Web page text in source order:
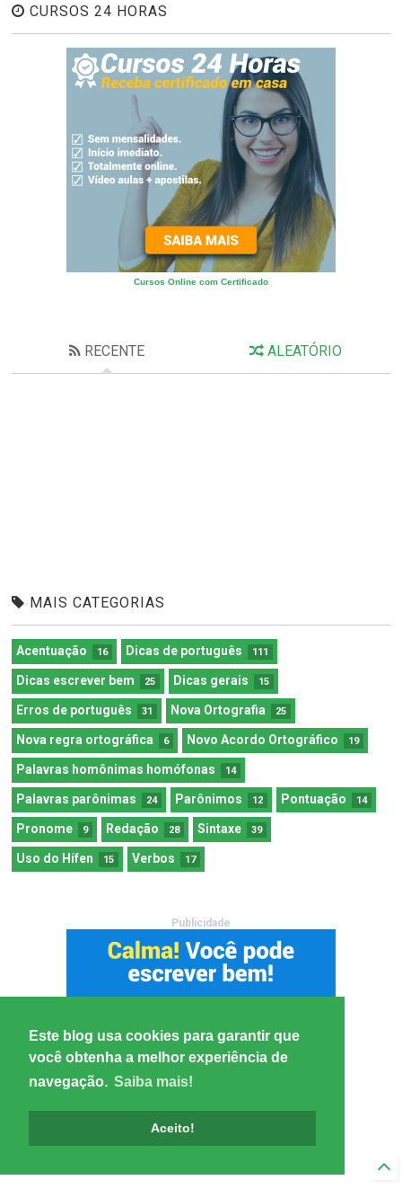
Este blog usa cookies para garantir que
você obtenha a melhor experiência de
navegação. Saiba mais!
Aceito!
CURSOS 24 HORAS
Cursos Online com Certificado
RECENTE ALEATÓRIO
MAIS CATEGORIAS
Acentuação 16 Dicas de português 111
Dicas escrever bem 25 Dicas gerais 15
Erros de português 31 Nova Ortografia 25
Nova regra ortográfica 6 Novo Acordo Ortográfico 19
Palavras homônimas homófonas 14
Palavras parônimas 24 Parônimos 12 Pontuação 14
Pronome 9 Redação 28 Sintaxe 39
Uso do Hífen 15 Verbos 17
Publicidade